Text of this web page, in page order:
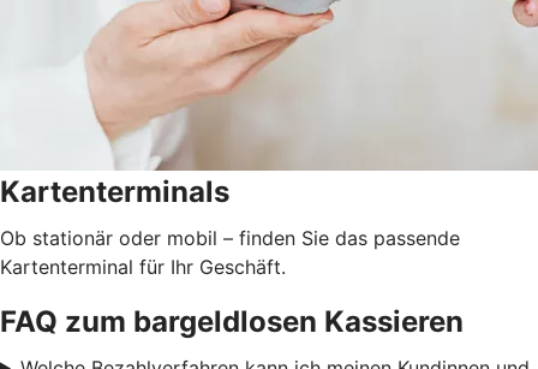
Kartenterminals
Ob stationär oder mobil – finden Sie das passende
Kartenterminal für Ihr Geschäft.
FAQ zum bargeldlosen Kassieren